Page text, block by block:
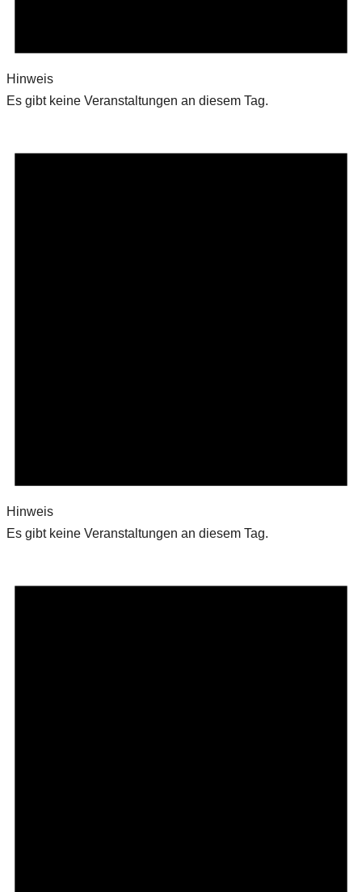
Hinweis
Es gibt keine Veranstaltungen an diesem Tag.
Hinweis
Es gibt keine Veranstaltungen an diesem Tag.